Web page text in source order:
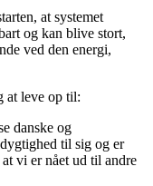
at systemet
og kan blive stort,
ved den energi,
at leve op til:
danske og
til sig og er
vi er nået ud til andre